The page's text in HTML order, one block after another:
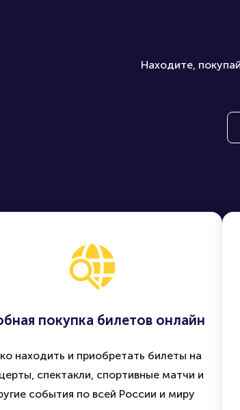
Находите,
покупка билетов онлайн
находить и приобретать билеты на
спектакли, спортивные матчи и
события по всей России и миру